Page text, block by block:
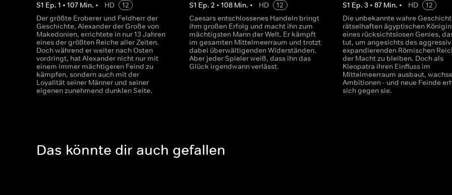
S1 Ep. 1 • 107 Min. • HD
12
Der größte Eroberer und Feldherr der
Geschichte, Alexander der Große von
Makedonien, errichtete in nur 13 Jahren
eines der größten Reiche aller Zeiten.
Doch während er weiter nach Osten
vordringt, hat Alexander nicht nur mit
einem immer mächtigeren Feind zu
kämpfen, sondern auch mit der
Loyalität seiner Männer und seiner
eigenen zunehmend dunklen Seite.
S1 Ep.2 •108 Min. • HD
12
Caesars entschlossenes Handeln bringt
ihm großen Erfolg und macht ihn zum
mächtigsten Mann der Welt. Er kämpft
im gesamten Mittelmeerraum und trotzt
dabei überwältigenden Widerständen.
Aber jeder Spieler weiß, dass ihn das
Glück irgendwann verlässt.
S1 Ep. 3 • 87Min. • HD
12
Die unbekannte wahre
rätselhaften ägyptischen
eines rücksichtslosen Genies,
tut, um angesichts des aggressiv
expandierenden Römischen
der Macht zu bleiben. Doch als
Kleopatra ihren Einfluss im
Mittelmeerraum ausbaut,
Ambitionen - und neue Feinde
sich gegen sie.
Das könnte dir auch gefallen